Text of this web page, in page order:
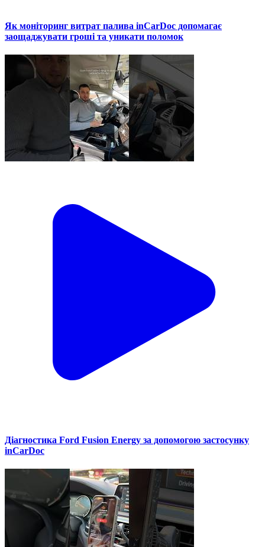
Як моніторинг витрат палива inCarDoc допомагає
заощаджувати гроші та уникати поломок
Діагностика Ford Fusion Energy за допомогою застосунку
inCarDoc